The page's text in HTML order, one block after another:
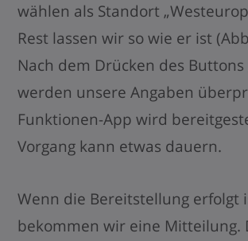
wählen als Standort
Rest lassen wir so wie er ist
Nach dem Drücken des Buttons
werden unsere Angaben
Funktionen-App wird
Vorgang kann etwas dauern.
Wenn die Bereitstellung erfolgt
bekommen wir eine Mitteilung.